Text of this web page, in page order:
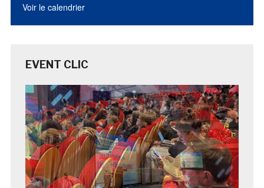
Voir le calendrier
EVENT CLIC